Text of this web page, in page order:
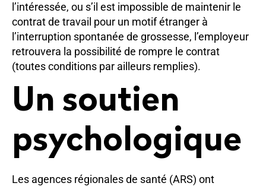
l’intéressée, ou s’il est impossible de maintenir le
contrat de travail pour un motif étranger à
l’interruption spontanée de grossesse, l’employeur
retrouvera la possibilité de rompre le contrat
(toutes conditions par ailleurs remplies).
Un soutien
psychologique
Les agences régionales de santé (ARS) ont